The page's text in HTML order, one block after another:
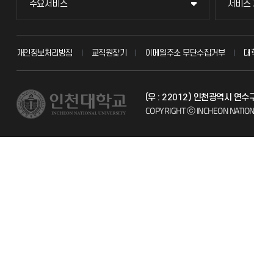
주요서비스
주요서비스
교무회의방송
시설예약
서비스
서비스
묻고
자주
개인정보처리방침 교직원찾기 이메일주소 무단수집거부 대
(우 : 22012) 인천광역시 연수
COPYRIGHT ⓒ INCHEON